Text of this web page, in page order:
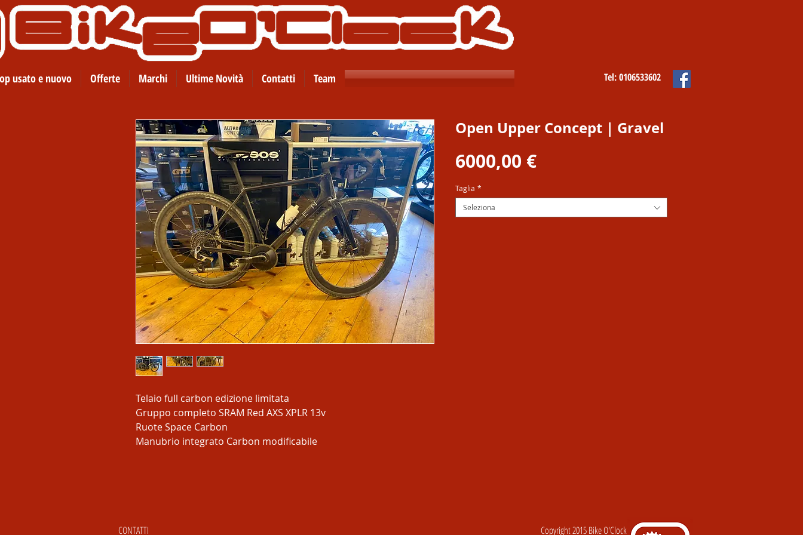
usato e nuovo Offerte Marchi Ultime Novità Contatti Team Tel: 0106533602
Telaio full carbon edizione limitata
Gruppo completo SRAM Red AXS XPLR 13v
Ruote Space Carbon
Manubrio integrato Carbon modificabile
Open Upper Concept | Gravel
6000,00 €Prezzo
Taglia *
Seleziona
Copyright 2015 Bike O'Clock
CONTATTI